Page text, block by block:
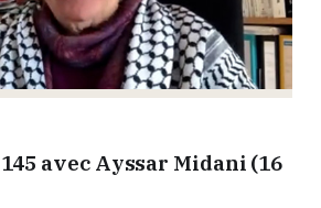
avec Ayssar Midani (16